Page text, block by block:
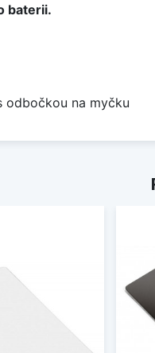
baterii.
odbočkou na myčku